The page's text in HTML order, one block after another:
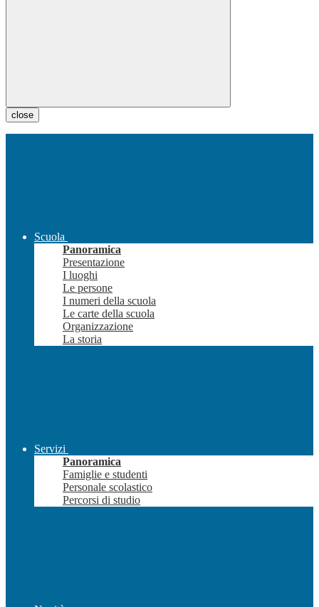
close
Scuola
Panoramica
Presentazione
I luoghi
Le persone
I numeri della scuola
Le carte della scuola
Organizzazione
La storia
Servizi
Panoramica
Famiglie e studenti
Personale scolastico
Percorsi di studio